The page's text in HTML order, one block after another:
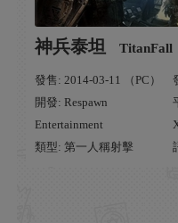
神兵泰坦 TitanFall
發售: 2014-03-11 （PC）
開發: Respawn
Entertainment
類型: 第一人稱射擊